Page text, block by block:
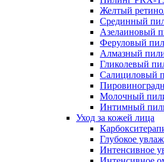
Желтый
Срединный
Азелаиновый
Феруловый
Алмазный
Гликолевый
Салициловый
Молочный
Интимный
Уход за кожей лица
Глубокое
Интенсивное